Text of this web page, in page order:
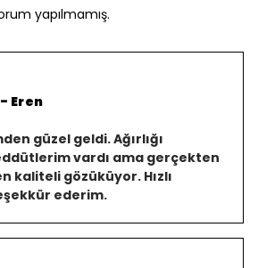
yapılmamış.
Eren
güzel geldi. Ağırlığı
vardı ama gerçekten
kaliteli gözüküyor. Hızlı
ederim.